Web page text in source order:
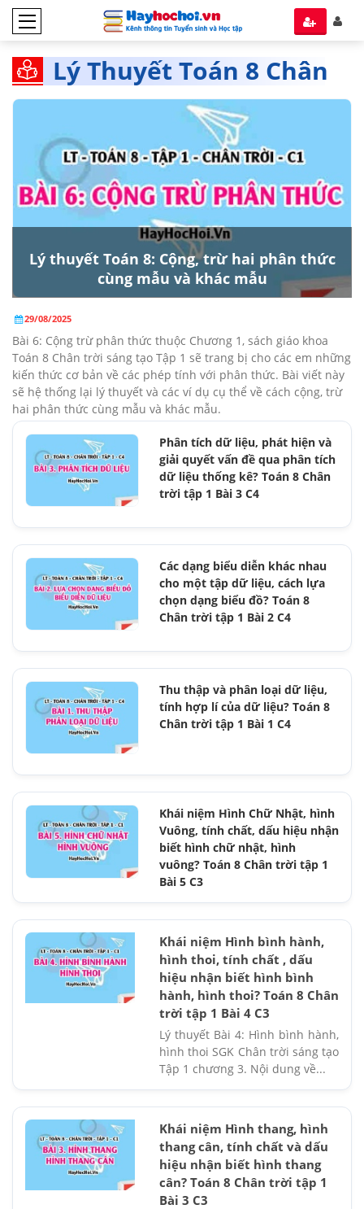
Lý Thuyết Toán 8 Chân
trời Sáng tạo tập 1
Lý thuyết Toán 8: Cộng, trừ hai phân thức
cùng mẫu và khác mẫu
29/08/2025
Bài 6: Cộng trừ phân thức thuộc Chương 1, sách giáo khoa
Toán 8 Chân trời sáng tạo Tập 1 sẽ trang bị cho các em những
kiến thức cơ bản về các phép tính với phân thức. Bài viết này
sẽ hệ thống lại lý thuyết và các ví dụ cụ thể về cách cộng, trừ
hai phân thức cùng mẫu và khác mẫu.
Phân tích dữ liệu, phát hiện và
giải quyết vấn đề qua phân tích
dữ liệu thống kê? Toán 8 Chân
trời tập 1 Bài 3 C4
Các dạng biểu diễn khác nhau
cho một tập dữ liệu, cách lựa
chọn dạng biểu đồ? Toán 8
Chân trời tập 1 Bài 2 C4
Thu thập và phân loại dữ liệu,
tính hợp lí của dữ liệu? Toán 8
Chân trời tập 1 Bài 1 C4
Khái niệm Hình Chữ Nhật, hình
Vuông, tính chất, dấu hiệu nhận
biết hình chữ nhật, hình
vuông? Toán 8 Chân trời tập 1
Bài 5 C3
Khái niệm Hình bình hành,
hình thoi, tính chất , dấu
hiệu nhận biết hình bình
hành, hình thoi? Toán 8 Chân
trời tập 1 Bài 4 C3
Lý thuyết Bài 4: Hình bình hành,
hình thoi SGK Chân trời sáng tạo
Tập 1 chương 3. Nội dung về...
Khái niệm Hình thang, hình
thang cân, tính chất và dấu
hiệu nhận biết hình thang
cân? Toán 8 Chân trời tập 1
Bài 3 C3